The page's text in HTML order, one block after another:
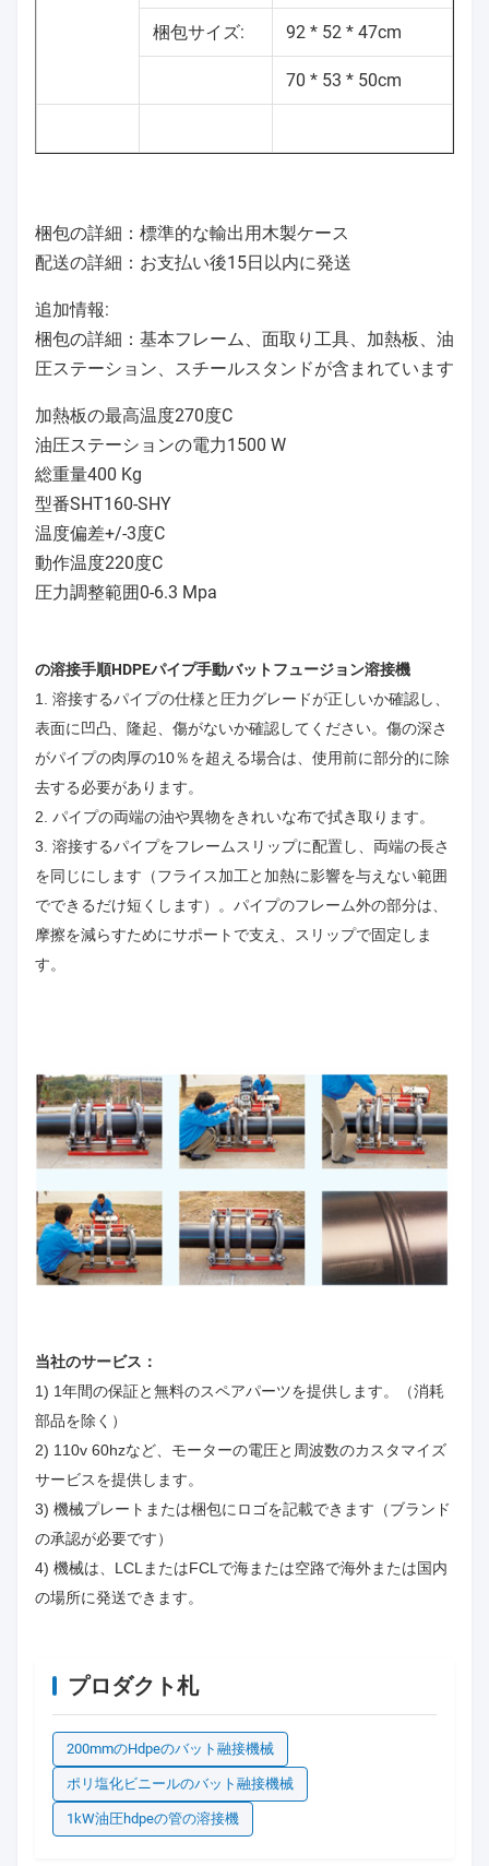
梱包サイズ: 92 * 52 * 47cm
70 * 53 * 50cm
梱包の詳細：標準的な輸出用木製ケース
配送の詳細：お支払い後15日以内に発送
追加情報:
梱包の詳細：基本フレーム、面取り工具、加熱板、油
圧ステーション、スチールスタンドが含まれています
加熱板の最高温度270度C
油圧ステーションの電力1500 W
総重量400 Kg
型番SHT160-SHY
温度偏差+/-3度C
動作温度220度C
圧力調整範囲0-6.3 Mpa
の溶接手順HDPEパイプ手動バットフュージョン溶接機
1. 溶接するパイプの仕様と圧力グレードが正しいか確認し、
表面に凹凸、隆起、傷がないか確認してください。傷の深さ
がパイプの肉厚の10％を超える場合は、使用前に部分的に除
去する必要があります。
2. パイプの両端の油や異物をきれいな布で拭き取ります。
3. 溶接するパイプをフレームスリップに配置し、両端の長さ
を同じにします（フライス加工と加熱に影響を与えない範囲
でできるだけ短くします）。パイプのフレーム外の部分は、
摩擦を減らすためにサポートで支え、スリップで固定しま
す。
当社のサービス：
1) 1年間の保証と無料のスペアパーツを提供します。（消耗
部品を除く）
2) 110v 60hzなど、モーターの電圧と周波数のカスタマイズ
サービスを提供します。
3) 機械プレートまたは梱包にロゴを記載できます（ブランド
の承認が必要です）
4) 機械は、LCLまたはFCLで海または空路で海外または国内
の場所に発送できます。
プロダクト札
200mmのHdpeのバット融接機械
ポリ塩化ビニールのバット融接機械
1kW油圧hdpeの管の溶接機